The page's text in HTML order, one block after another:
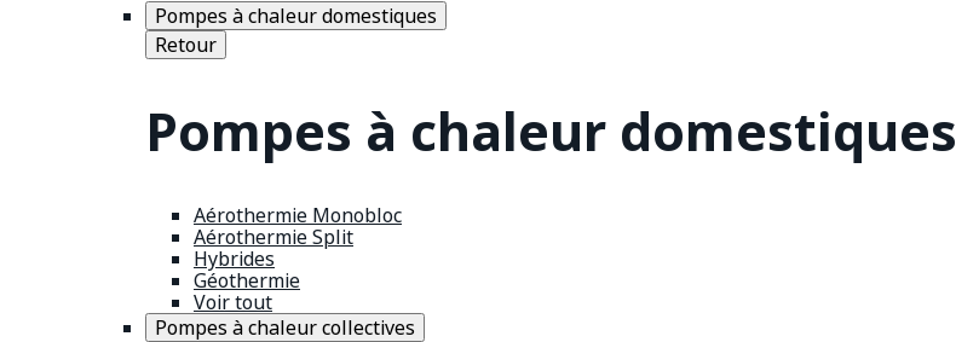
Pompes à chaleur domestiques
Retour
Pompes à chaleur domestiques
Aérothermie Monobloc
Aérothermie Split
Hybrides
Géothermie
Voir tout
Pompes à chaleur collectives